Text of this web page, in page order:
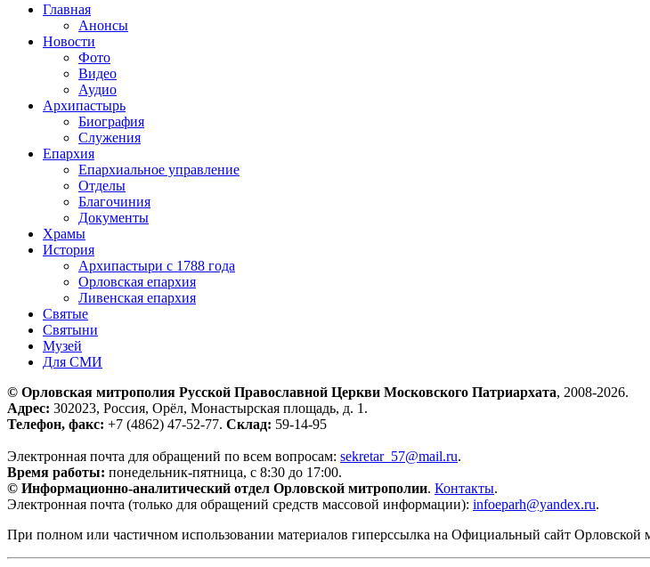
Главная
Анонсы
Новости
Фото
Видео
Аудио
Архипастырь
Биография
Служения
Епархия
Епархиальное управление
Отделы
Благочиния
Документы
Храмы
История
Архипастыри с 1788 года
Орловская епархия
Ливенская епархия
Святые
Святыни
Музей
Для СМИ
© Орловская митрополия Русской Православной Церкви Московского Патриархата, 2008-2026.
Адрес: 302023, Россия, Орёл, Монастырская площадь, д. 1.
Телефон, факс: +7 (4862) 47-52-77. Склад: 59-14-95
Электронная почта для обращений по всем вопросам: sekretar_57@mail.ru.
Время работы: понедельник-пятница, с 8:30 до 17:00.
© Информационно-аналитический отдел Орловской митрополии. Контакты.
Электронная почта (только для обращений средств массовой информации): infoeparh@yandex.ru.
При полном или частичном использовании материалов гиперссылка на Официальный сайт Орловской